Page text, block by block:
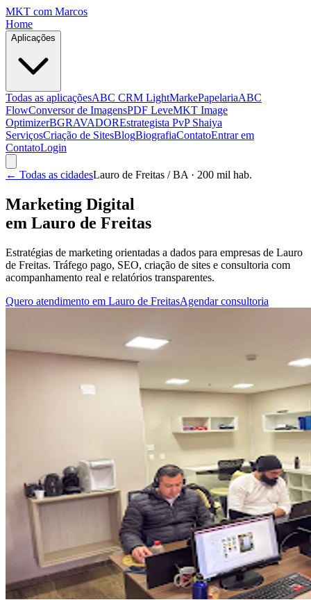
MKT com Marcos
Home
Aplicações
Todas as aplicaçõesABC CRM LightMarkePapelariaABC
FlowConversor de ImagensPDF LeveMKT Image
OptimizerBGRAVADOREstrategista PvP Shaiya
ServiçosCriação de SitesBlogBiografiaContatoEntrar em
ContatoLogin
← Todas as cidadesLauro de Freitas / BA · 200 mil hab.
Marketing Digital
em Lauro de Freitas
Estratégias de marketing orientadas a dados para empresas de Lauro
de Freitas. Tráfego pago, SEO, criação de sites e consultoria com
acompanhamento real e relatórios transparentes.
Quero atendimento em Lauro de FreitasAgendar consultoria